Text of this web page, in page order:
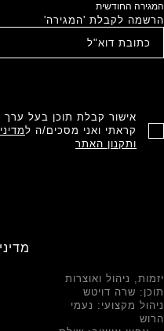
המגירה החודשית
הרשמה לקבלת 'המגירה'
אישור קבלת תוכן בעל ערך
קראתי ואני מסכים/ה ל
ותקנון האתר
יזמות, ניהול ואוצרות
תוכן: שרה דויטש
ניהול מקצועי: נעמי
הרוש